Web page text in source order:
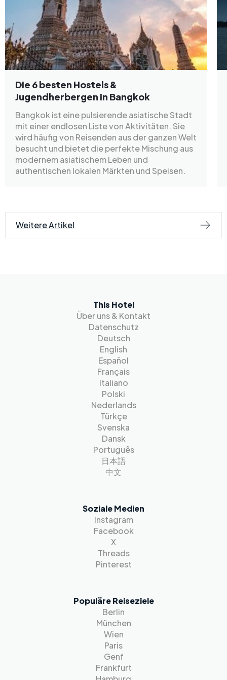
Die 6 besten Hostels &
Jugendherbergen in Bangkok
Bangkok ist eine pulsierende asiatische Stadt
mit einer endlosen Liste von Aktivitäten. Sie
wird häufig von Reisenden aus der ganzen Welt
besucht und bietet die perfekte Mischung aus
modernem asiatischem Leben und
authentischen lokalen Märkten und Speisen.
Weitere Artikel
This Hotel
Über uns & Kontakt
Datenschutz
Deutsch
English
Español
Français
Italiano
Polski
Nederlands
Türkçe
Svenska
Dansk
Português
日本語
中文
Soziale Medien
Instagram
Facebook
X
Threads
Pinterest
Populäre Reiseziele
Berlin
München
Wien
Paris
Genf
Frankfurt